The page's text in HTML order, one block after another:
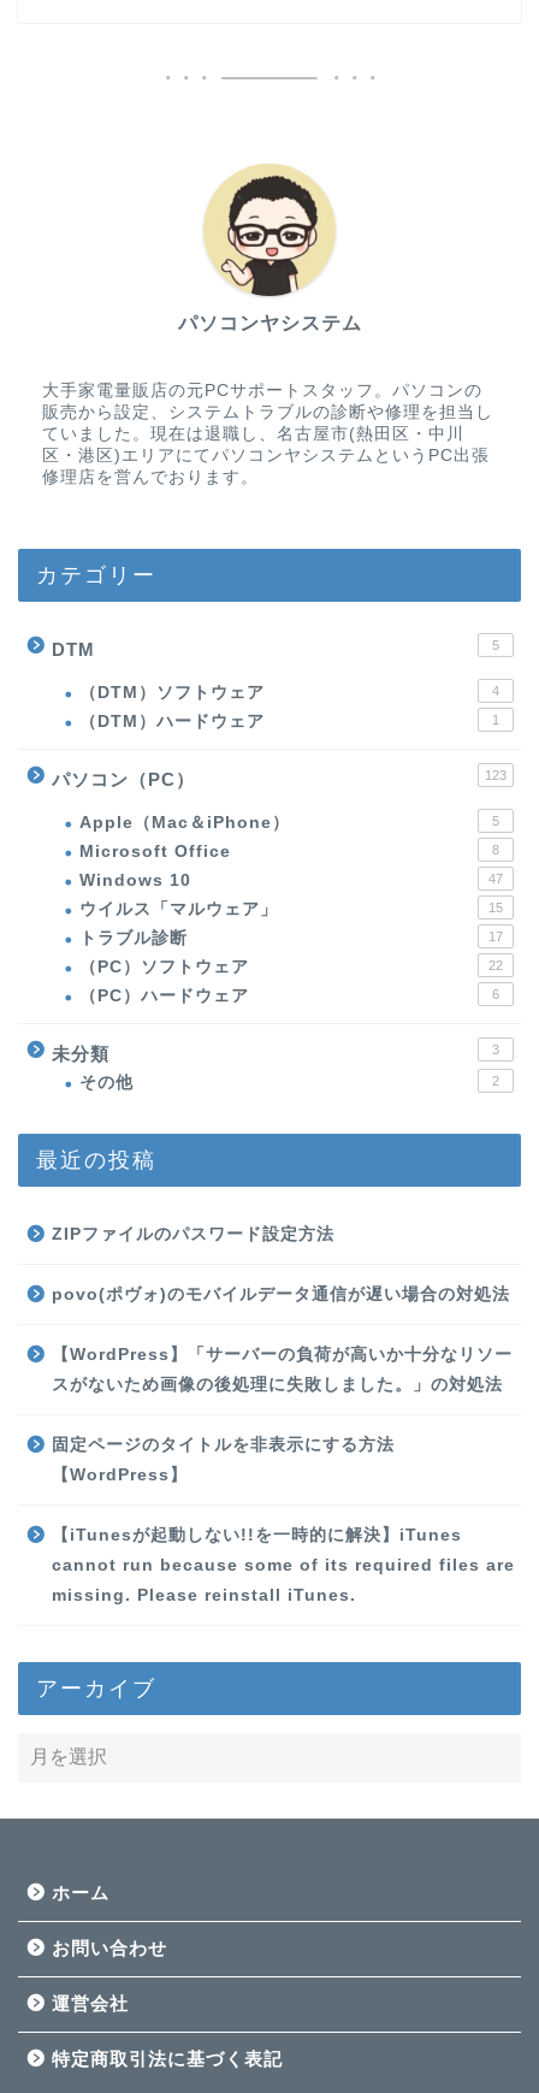
パソコンヤシステム
大手家電量販店の元PCサポートスタッフ。パソコンの
販売から設定、システムトラブルの診断や修理を担当し
ていました。現在は退職し、名古屋市(熱田区・中川
区・港区)エリアにてパソコンヤシステムというPC出張
修理店を営んでおります。
カテゴリー
DTM 5
（DTM）ソフトウェア 4
（DTM）ハードウェア 1
パソコン（PC） 123
Apple（Mac＆iPhone） 5
Microsoft Office 8
Windows 10 47
ウイルス「マルウェア」 15
トラブル診断 17
（PC）ソフトウェア 22
（PC）ハードウェア 6
未分類 3
その他 2
最近の投稿
ZIPファイルのパスワード設定方法
povo(ポヴォ)のモバイルデータ通信が遅い場合の対処法
【WordPress】「サーバーの負荷が高いか十分なリソー
スがないため画像の後処理に失敗しました。」の対処法
固定ページのタイトルを非表示にする方法
【WordPress】
【iTunesが起動しない!!を一時的に解決】iTunes
cannot run because some of its required files are
missing. Please reinstall iTunes.
アーカイブ
ホーム
お問い合わせ
運営会社
特定商取引法に基づく表記